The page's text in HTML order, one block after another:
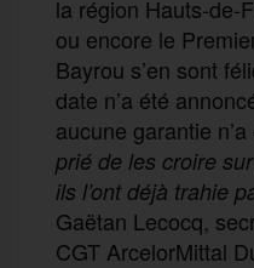
la région Hauts-de-
ou encore le
Bayrou s’en sont
date n’a été
aucune garantie
prié de les croire
ils l’ont déjà trahie
Gaëtan Lecocq,
CGT ArcelorMittal